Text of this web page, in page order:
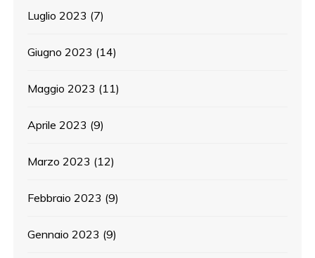
Luglio 2023 (7)
Giugno 2023 (14)
Maggio 2023 (11)
Aprile 2023 (9)
Marzo 2023 (12)
Febbraio 2023 (9)
Gennaio 2023 (9)